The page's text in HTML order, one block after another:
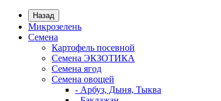
Назад
Микрозелень
Семена
Картофель посевной
Семена ЭКЗОТИКА
Семена ягод
Семена овощей
- Арбуз, Дыня, Тыква